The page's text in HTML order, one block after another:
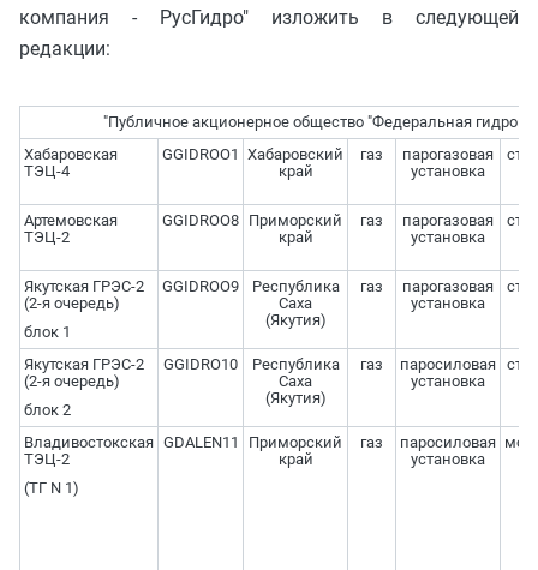
компания - РусГидро" изложить в следующей
редакции:
"Публичное акционерное общество "Федеральная
Хабаровская
ТЭЦ-4
GGIDROO1 Хабаровский
край
газ
парогазовая
установка
Артемовская
ТЭЦ-2
GGIDROO8 Приморский
край
газ
парогазовая
установка
Якутская ГРЭС-2
(2-я очередь)
блок 1
GGIDROO9
Республика
Саха
(Якутия)
газ
парогазовая
установка
Якутская ГРЭС-2
(2-я очередь)
блок 2
GGIDRO10
Республика
Саха
(Якутия)
газ
паросиловая
установка
Владивостокская
ТЭЦ-2
(ТГ N 1)
GDALEN11
Приморский
край
газ
паросиловая
установка